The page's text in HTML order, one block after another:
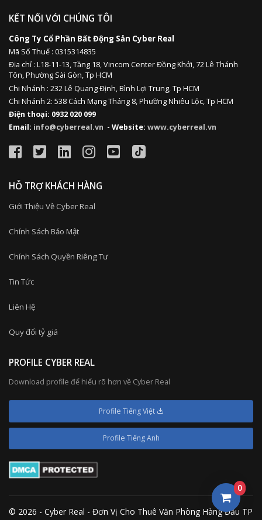
KẾT NỐI VỚI CHÚNG TÔI
Công Ty Cổ Phần Bất Động Sản Cyber Real
Mã Số Thuế : 0315314835
Địa chỉ : L18-11-13,Tầng 18, Vincom Center Đồng Khởi, 72 Lê Thánh
Tôn, Phường Sài Gòn, Tp HCM
Chi Nhánh : 232 Lê Quang Định,Bình Lợi Trung,Tp HCM
Chi Nhánh 2: 538 Cách Mạng Tháng 8, Phường Nhiêu Lộc, Tp HCM
Điện thoại: 0932 020 099
Email: info@cyberreal.vn - Website: www.cyberreal.vn
HỖ TRỢ KHÁCH HÀNG
Giới Thiệu Về Cyber Real
Chính Sách Bảo Mật
Chính Sách Quyền Riêng Tư
Tin Tức
Liên Hệ
Quy đổi tỷ giá
PROFILE CYBER REAL
Download profile để hiểu rõ hơn về Cyber Real
Profile Tiếng Việt
Profile Tiếng Anh
© 2026 - Cyber Real - Đơn Vị Cho Thuê Văn Phòng Hàng Đầu TP
0